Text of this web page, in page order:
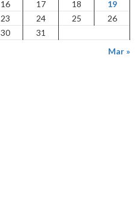
16 17 18
19
23 24 25
26
30
31
Mar »